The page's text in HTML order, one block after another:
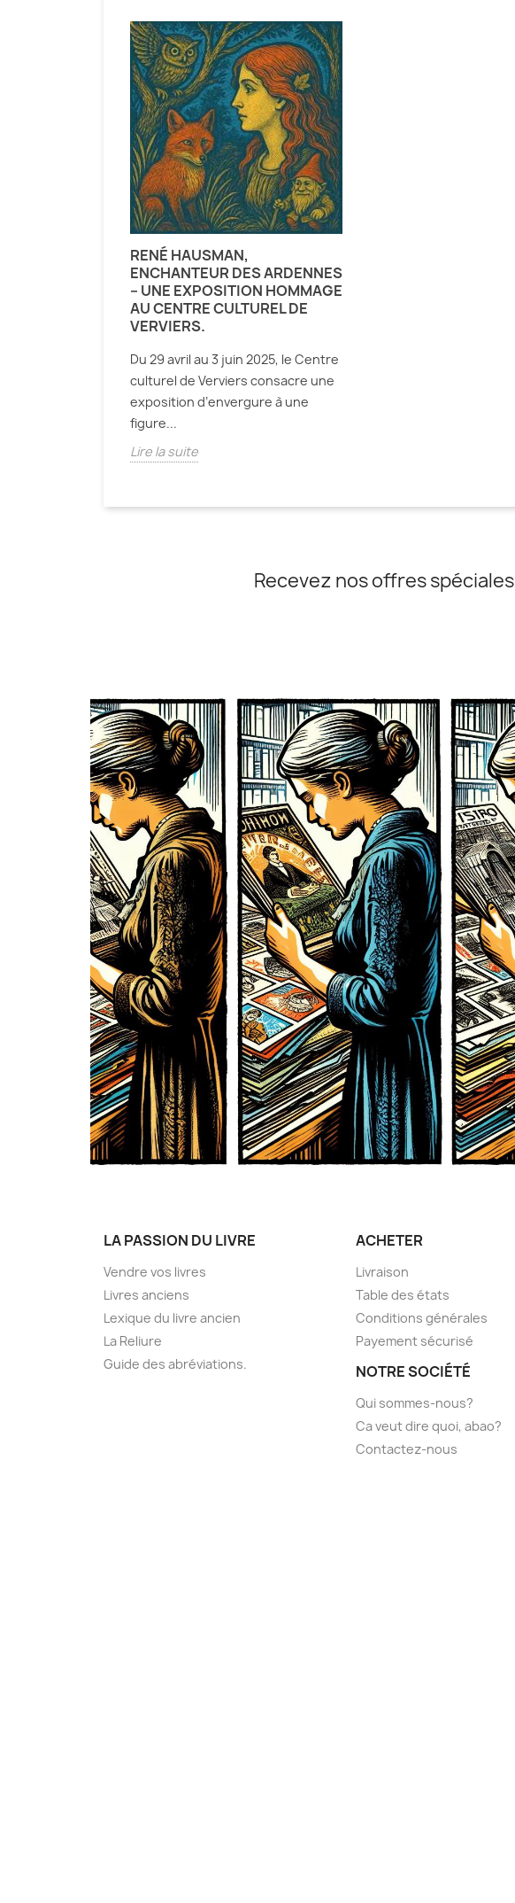
RENÉ HAUSMAN,
ENCHANTEUR DES ARDENNES
– UNE EXPOSITION HOMMAGE
AU CENTRE CULTUREL DE
VERVIERS.
Du 29 avril au 3 juin 2025, le Centre
culturel de Verviers consacre une
exposition d’envergure à une
figure...
Lire la suite
Recevez nos offres spéciales
LA PASSION DU LIVRE
Vendre vos livres
Livres anciens
Lexique du livre ancien
La Reliure
Guide des abréviations.
ACHETER
Livraison
Table des états
Conditions générales
Payement sécurisé
NOTRE SOCIÉTÉ
Qui sommes-nous?
Ca veut dire quoi, abao?
Contactez-nous